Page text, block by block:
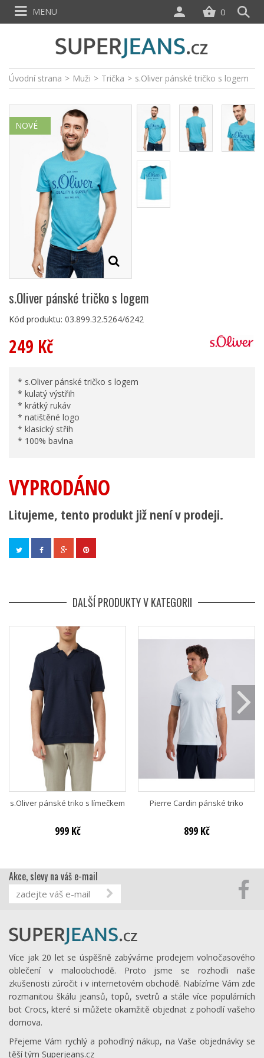
Úvodní strana > Muži > Trička > s.Oliver pánské tričko s logem
NOVÉ
s.Oliver pánské tričko s logem
Kód produktu: 03.899.32.5264/6242
249 Kč
* s.Oliver pánské tričko s logem
* kulatý výstřih
* krátký rukáv
* natištěné logo
* klasický střih
* 100% bavlna
VYPRODÁNO
Litujeme, tento produkt již není v prodeji.
DALŠÍ PRODUKTY V KATEGORII
s.Oliver pánské triko s límečkem
999 Kč
Pierre Cardin pánské triko
899 Kč
0
MENU
Akce, slevy na váš e-mail
Více jak 20 let se úspěšně zabýváme prodejem volnočasového
oblečení v maloobchodě. Proto jsme se rozhodli naše
zkušenosti zúročit i v internetovém obchodě. Nabízíme Vám zde
rozmanitou škálu jeansů, topů, svetrů a stále více populárních
bot Crocs, které si můžete okamžitě objednat z pohodlí vašeho
domova.
Přejeme Vám rychlý a pohodlný nákup, na Vaše objednávky se
těší tým Superjeans.cz